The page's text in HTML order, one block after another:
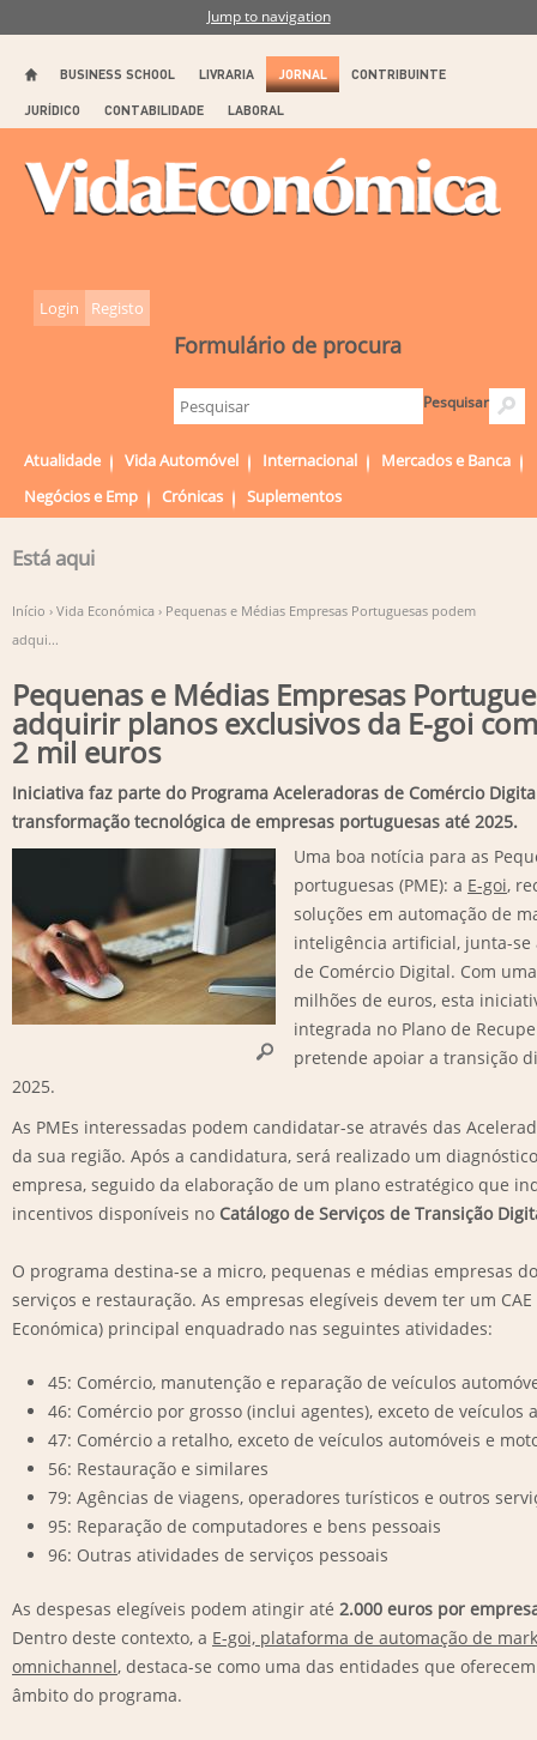
Jump to navigation
BUSINESS SCHOOL LIVRARIA JORNAL CONTRIBUINTE
JURÍDICO CONTABILIDADE LABORAL
Formulário de procura
Pesquisar
Login Registo
Atualidade Vida Automóvel Internacional
Mercados e Banca
Negócios e Emp
Crónicas Suplementos
Está aqui
Início › Vida Económica › Pequenas e Médias Empresas Portuguesas podem
adqui...
Pequenas e Médias Empresas
adquirir planos exclusivos da E-goi
2 mil euros
Iniciativa faz parte do Programa Aceleradoras de Comércio
transformação tecnológica de empresas portuguesas até 2025.
Uma boa notícia para as
portuguesas (PME): a E-goi,
soluções em automação de
inteligência artificial, junta-se
de Comércio Digital. Com
milhões de euros, esta
integrada no Plano de
pretende apoiar a transição
2025.
As PMEs interessadas podem candidatar-se através das
da sua região. Após a candidatura, será realizado um
empresa, seguido da elaboração de um plano estratégico que
incentivos disponíveis no Catálogo de Serviços de Transição
O programa destina-se a micro, pequenas e médias empresas
serviços e restauração. As empresas elegíveis devem ter um
Económica) principal enquadrado nas seguintes atividades:
45: Comércio, manutenção e reparação de veículos
46: Comércio por grosso (inclui agentes), exceto de veículos
47: Comércio a retalho, exceto de veículos automóveis e
56: Restauração e similares
79: Agências de viagens, operadores turísticos e outros
95: Reparação de computadores e bens pessoais
96: Outras atividades de serviços pessoais
As despesas elegíveis podem atingir até 2.000 euros por
Dentro deste contexto, a E-goi, plataforma de automação de
omnichannel, destaca-se como uma das entidades que
âmbito do programa.